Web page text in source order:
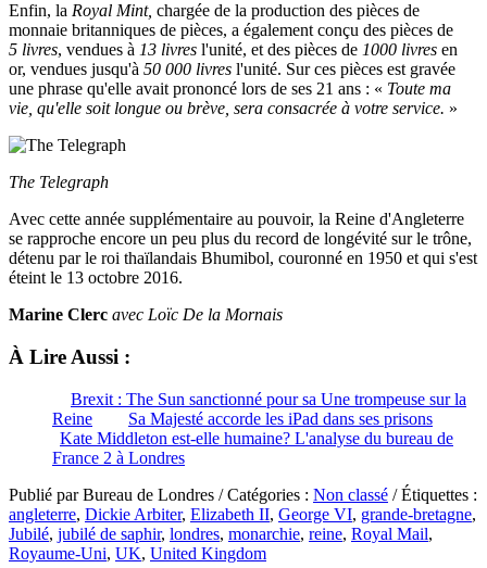
Enfin, la Royal Mint, chargée de la production des pièces de
monnaie britanniques de pièces, a également conçu des pièces de
5 livres, vendues à 13 livres l'unité, et des pièces de 1000 livres en
or, vendues jusqu'à 50 000 livres l'unité. Sur ces pièces est gravée
une phrase qu'elle avait prononcé lors de ses 21 ans : « Toute ma
vie, qu'elle soit longue ou brève, sera consacrée à votre service. »
The Telegraph
Avec cette année supplémentaire au pouvoir, la Reine d'Angleterre
se rapproche encore un peu plus du record de longévité sur le trône,
détenu par le roi thaïlandais Bhumibol, couronné en 1950 et qui s'est
éteint le 13 octobre 2016.
Marine Clerc avec Loïc De la Mornais
À Lire Aussi :
Brexit : The Sun sanctionné pour sa Une trompeuse sur la
Reine
Sa Majesté accorde les iPad dans ses prisons
Kate Middleton est-elle humaine? L'analyse du bureau de
France 2 à Londres
Publié par Bureau de Londres / Catégories : Non classé / Étiquettes :
angleterre, Dickie Arbiter, Elizabeth II, George VI, grande-bretagne,
Jubilé, jubilé de saphir, londres, monarchie, reine, Royal Mail,
Royaume-Uni, UK, United Kingdom